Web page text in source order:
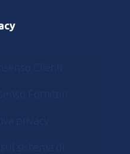
Clienti
Fornitori
privacy
sistema di